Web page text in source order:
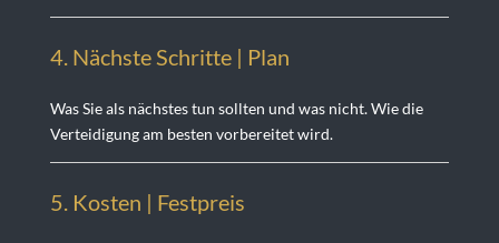
4. Nächste Schritte | Plan
Was Sie als nächstes tun sollten und was nicht. Wie die
Verteidigung am besten vorbereitet wird.
5. Kosten | Festpreis